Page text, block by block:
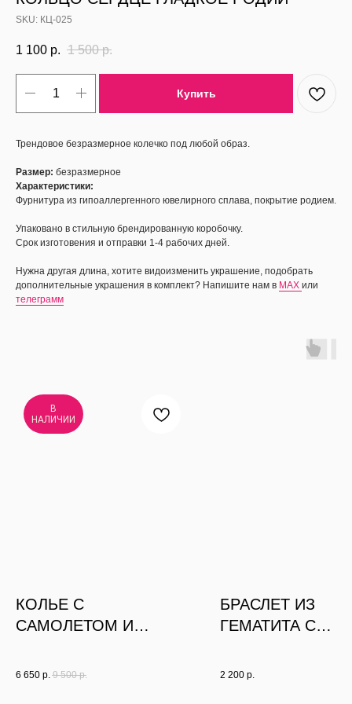
SKU: КЦ-025
1 100 р. 1 500 р.
Купить
Трендовое безразмерное колечко под любой образ.
Размер: безразмерное
Характеристики:
Фурнитура из гипоаллергенного ювелирного сплава, покрытие родием.
Упаковано в стильную брендированную коробочку.
Срок изготовения и отправки 1-4 рабочих дней.
Нужна другая длина, хотите видоизменить украшение, подобрать
дополнительные украшения в комплект? Напишите нам в MAX или
телеграмм
В
НАЛИЧИИ
КОЛЬЕ С
САМОЛЕТОМ И
6 650 р. 9 500 р.
БРАСЛЕТ ИЗ
ГЕМАТИТА С
БОРДОВОЙ
2 200 р.